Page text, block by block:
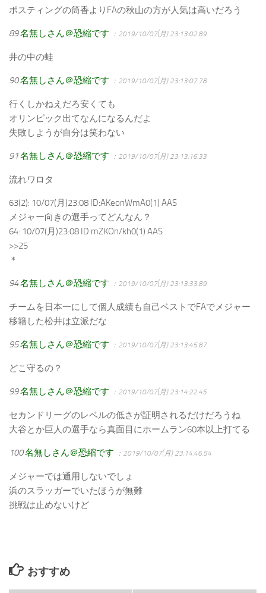
ポスティングの筒香よりFAの秋山の方が人気は高いだろう
89名無しさん＠恐縮です ：2019/10/07(月) 23:13:02.89
井の中の蛙
90名無しさん＠恐縮です ：2019/10/07(月) 23:13:07.78
行くしかねえだろ安くても
オリンピック出てなんになるんだよ
失敗しようが自分は笑わない
91名無しさん＠恐縮です ：2019/10/07(月) 23:13:16.33
流れワロタ
63(2): 10/07(月)23:08 ID:AKeonWmA0(1) AAS
メジャー向きの選手ってどんなん？
64: 10/07(月)23:08 ID:mZKOn/kh0(1) AAS
>>25
＊
94名無しさん＠恐縮です ：2019/10/07(月) 23:13:33.89
チームを日本一にして個人成績も自己ベストでFAでメジャー
移籍した松井は立派だな
95名無しさん＠恐縮です ：2019/10/07(月) 23:13:45.87
どこ守るの？
99名無しさん＠恐縮です ：2019/10/07(月) 23:14:22.45
セカンドリーグのレベルの低さが証明されるだけだろうね
大谷とか巨人の選手なら真面目にホームラン60本以上打てる
100名無しさん＠恐縮です ：2019/10/07(月) 23:14:46.54
メジャーでは通用しないでしょ
浜のスラッガーでいたほうが無難
挑戦は止めないけど
おすすめ